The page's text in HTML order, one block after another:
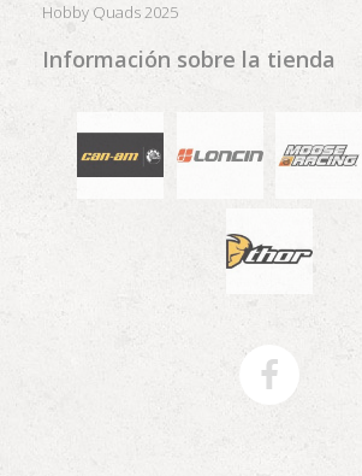
Hobby Quads 2025
Información sobre la tienda